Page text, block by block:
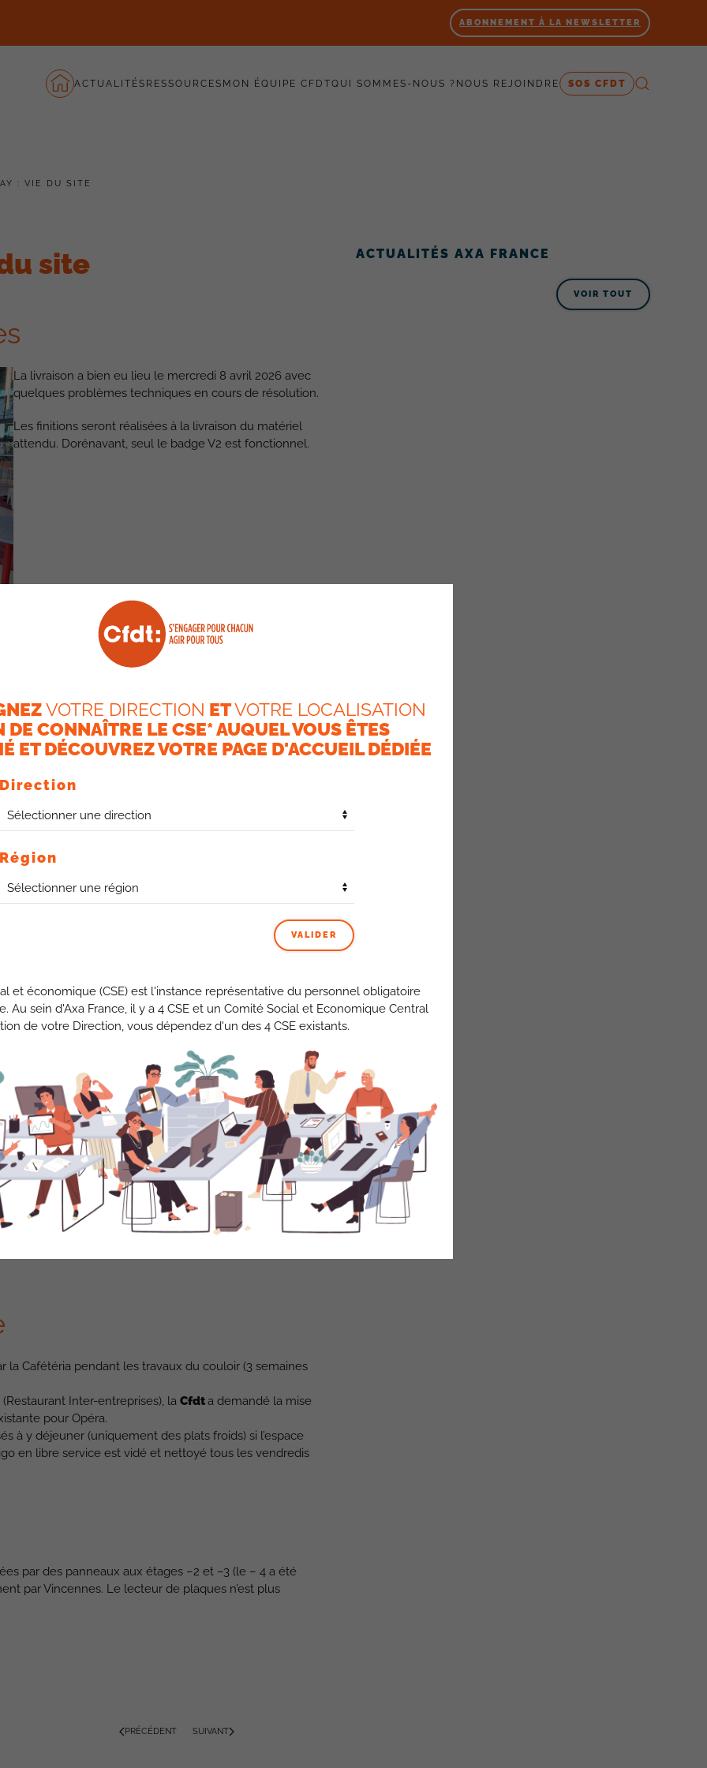
ABONNEMENT À LA NEWSLETTER
ACTUALITÉS RESSOURCES MON ÉQUIPE CFDTQUI SOMMES-NOUS ? NOUS REJOINDRE SOS CFDT
: VIE DU SITE
site
La livraison a bien eu lieu le mercredi 8 avril 2026 avec
quelques problèmes techniques en cours de résolution.
Les finitions seront réalisées à la livraison du matériel
attendu. Dorénavant, seul le badge V2 est fonctionnel.
le 26 mars 2026 regroupant 24 managers
leur ressenti.
d’ancrage actuels avec le dimensionnement des
pour rappeler les bonnes pratiques de vie sur site.
des problématiques de place et de bruit pour
des efforts d’adaptation (cf bonnes pratiques). Il y a
motivation étant toujours préférable à la contrainte.
la Cafétéria pendant les travaux du couloir (3 semaines
Inter-entreprises), la Cfdta demandé la mise
pour Opéra.
à y déjeuner (uniquement des plats froids) si l’espace
en libre service est vidé et nettoyé tous les vendredis
par des panneaux aux étages –2 et –3 (le – 4 a été
par Vincennes. Le lecteur de plaques n’est plus
ACTUALITÉS AXA FRANCE
VOIR TOUT
PRÉCÉDENT SUIVANT
VOTRE DIRECTION ETVOTRE LOCALISATION
DE CONNAÎTRE LE CSE* AUQUEL VOUS ÊTES
ET DÉCOUVREZ VOTRE PAGE D'ACCUEIL DÉDIÉE
Direction
Région
VALIDER
et économique (CSE) est l'instance représentative du personnel obligatoire
Au sein d'Axa France, il y a 4 CSE et un Comité Social et Economique Central
de votre Direction, vous dépendez d'un des 4 CSE existants.